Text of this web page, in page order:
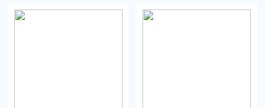
而这部片子，也成了隋棠演艺生涯中，非常重要的转折点。